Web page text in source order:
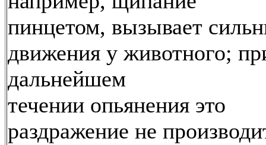
пинцетом, вызывает
движения у животного;
дальнейшем
течении опьянения это
раздражение не